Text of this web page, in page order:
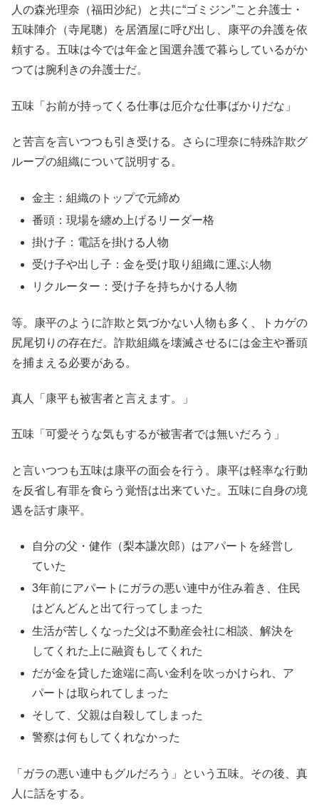
人の森光理奈（福田沙紀）と共に“ゴミジン”こと弁護士・
五味陣介（寺尾聰）を居酒屋に呼び出し、康平の弁護を依
頼する。五味は今では年金と国選弁護で暮らしているがか
つては腕利きの弁護士だ。
五味「お前が持ってくる仕事は厄介な仕事ばかりだな」
と苦言を言いつつも引き受ける。さらに理奈に特殊詐欺グ
ループの組織について説明する。
金主：組織のトップで元締め
番頭：現場を纏め上げるリーダー格
掛け子：電話を掛ける人物
受け子や出し子：金を受け取り組織に運ぶ人物
リクルーター：受け子を持ちかける人物
等。康平のように詐欺と気づかない人物も多く、トカゲの
尻尾切りの存在だ。詐欺組織を壊滅させるには金主や番頭
を捕まえる必要がある。
真人「康平も被害者と言えます。」
五味「可愛そうな気もするが被害者では無いだろう」
と言いつつも五味は康平の面会を行う。康平は軽率な行動
を反省し有罪を食らう覚悟は出来ていた。五味に自身の境
遇を話す康平。
自分の父・健作（梨本謙次郎）はアパートを経営し
ていた
3年前にアパートにガラの悪い連中が住み着き、住民
はどんどんと出て行ってしまった
生活が苦しくなった父は不動産会社に相談、解決を
してくれた上に融資もしてくれた
だが金を貸した途端に高い金利を吹っかけられ、ア
パートは取られてしまった
そして、父親は自殺してしまった
警察は何もしてくれなかった
「ガラの悪い連中もグルだろう」という五味。その後、真
人に話をする。